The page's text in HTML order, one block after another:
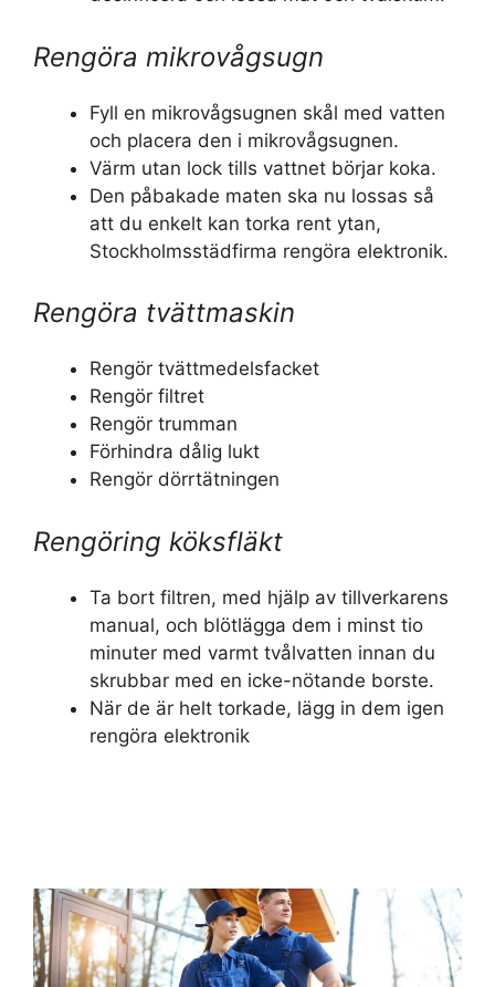
Rengöra mikrovågsugn
Fyll en mikrovågsugnen skål med vatten
och placera den i mikrovågsugnen.
Värm utan lock tills vattnet börjar koka.
Den påbakade maten ska nu lossas så
att du enkelt kan torka rent ytan,
Stockholmsstädfirma rengöra elektronik.
Rengöra tvättmaskin
Rengör tvättmedelsfacket
Rengör filtret
Rengör trumman
Förhindra dålig lukt
Rengör dörrtätningen
Rengöring köksfläkt
Ta bort filtren, med hjälp av tillverkarens
manual, och blötlägga dem i minst tio
minuter med varmt tvålvatten innan du
skrubbar med en icke-nötande borste.
När de är helt torkade, lägg in dem igen
rengöra elektronik